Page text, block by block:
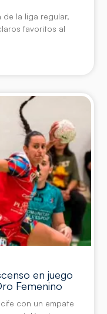
la liga regular,
favoritos al
en juego
Femenino
con un empate